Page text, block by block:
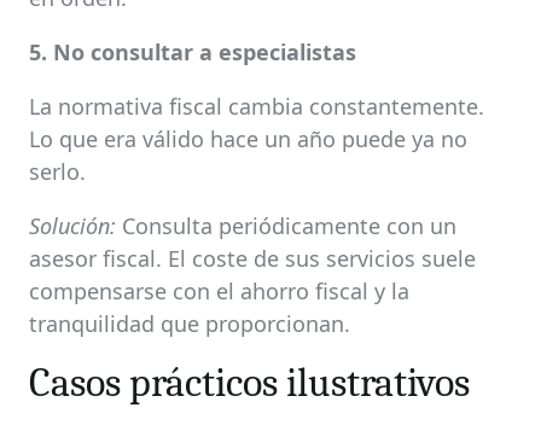
5. No consultar a especialistas
La normativa fiscal cambia constantemente.
Lo que era válido hace un año puede ya no
serlo.
Solución: Consulta periódicamente con un
asesor fiscal. El coste de sus servicios suele
compensarse con el ahorro fiscal y la
tranquilidad que proporcionan.
Casos prácticos ilustrativos